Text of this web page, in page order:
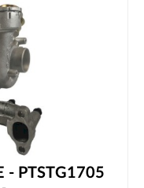
- PTSTG1705